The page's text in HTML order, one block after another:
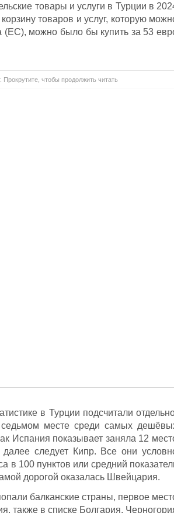
товары и услуги в Турции в
товаров и услуг, которую
(ЕС), можно было бы купить за 53
чтобы продолжить читать
в Турции подсчитали
месте среди самых
Испания показывает заняла 12
следует Кипр. Все они
100 пунктов или средний
дорогой оказалась Швейцария.
балканские страны, первое
также в списке Болгария,